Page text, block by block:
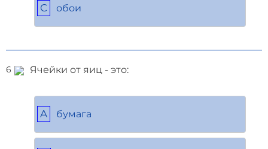
C обои
6 Ячейки от яиц - это:
A бумага